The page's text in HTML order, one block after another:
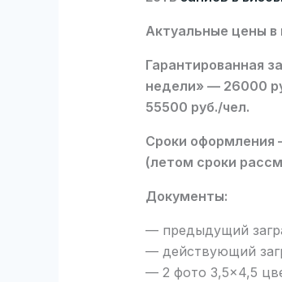
Актуальные цены в
Гарантированная
недели» — 26000
55500 руб./чел.
Сроки оформления
(летом сроки
Документы:
— предыдущий
— действующий
— 2 фото 3,5×4,5